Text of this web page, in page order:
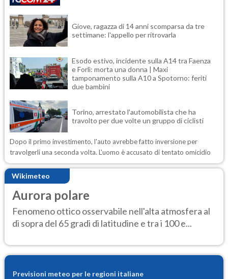
Giove, ragazza di 14 anni scomparsa da tre
settimane: l'appello per ritrovarla
Esodo estivo, incidente sulla A14 tra Faenza
e Forlì: morta una donna | Maxi
tamponamento sulla A10 a Spotorno: feriti
due bambini
Torino, arrestato l'automobilista che ha
travolto per due volte un gruppo di ciclisti
Dopo il primo investimento, l'auto avrebbe fatto inversione per
travolgerli una seconda volta. L'uomo è accusato di tentato omicidio
Wikimeteo
Aurora polare
Fenomeno ottico osservabile nell'alta atmosfera al
di sopra del 65 gradi di latitudine e tra i 100 e...
Previsioni meteo per le regioni italiane